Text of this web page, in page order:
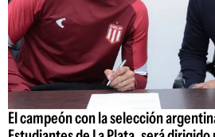
El campeón con la selección